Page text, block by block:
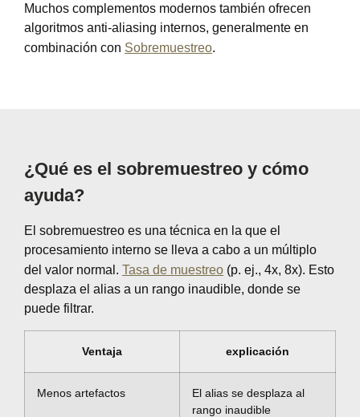
Muchos complementos modernos también ofrecen
algoritmos anti-aliasing internos, generalmente en
combinación con Sobremuestreo.
¿Qué es el sobremuestreo y cómo
ayuda?
El sobremuestreo es una técnica en la que el
procesamiento interno se lleva a cabo a un múltiplo
del valor normal. Tasa de muestreo (p. ej., 4x, 8x). Esto
desplaza el alias a un rango inaudible, donde se
puede filtrar.
Ventaja explicación
Menos artefactos
El alias se desplaza al
rango inaudible